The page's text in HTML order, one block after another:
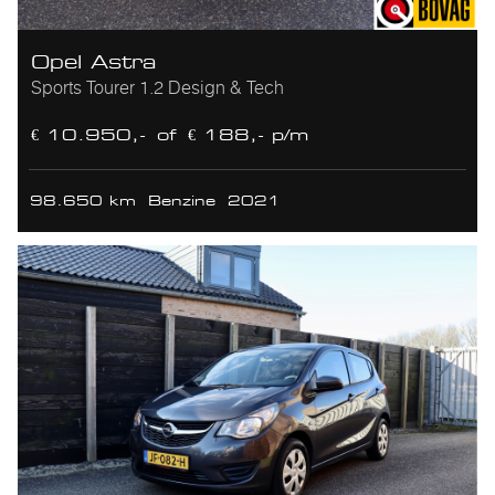
Opel Astra
Sports Tourer 1.2 Design & Tech
€ 10.950,- of € 188,- p/m
98.650 km Benzine 2021